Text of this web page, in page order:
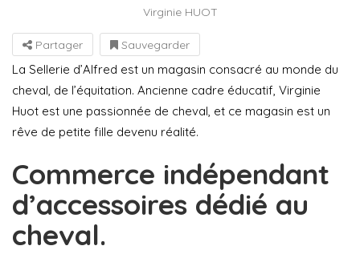
Virginie HUOT
Partager Sauvegarder
La Sellerie d’Alfred est un magasin consacré au monde du
cheval, de l’équitation. Ancienne cadre éducatif, Virginie
Huot est une passionnée de cheval, et ce magasin est un
rêve de petite fille devenu réalité.
Commerce indépendant
d’accessoires dédié au
cheval.